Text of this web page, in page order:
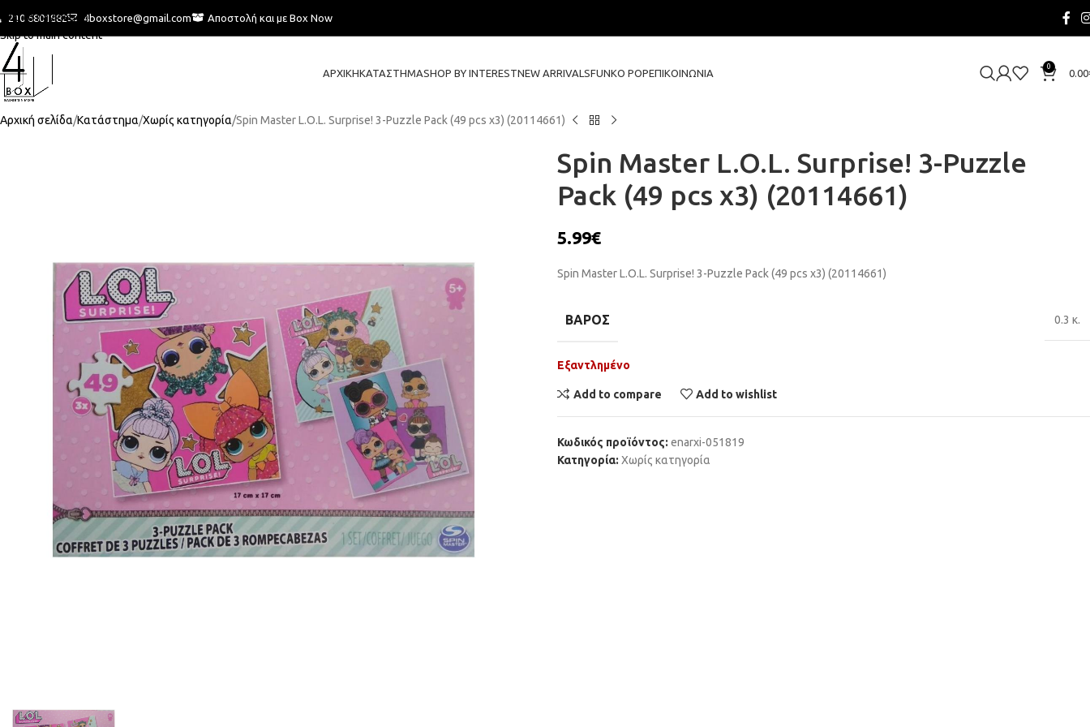
Skip to navigation
Skip to main content
210 6801882 4boxstore@gmail.com Αποστολή και με Box Now
ΑΡΧΙΚΉΚΑΤΆΣΤΗΜΑSHOP BY INTERESTNEW ARRIVALSFUNKO POPΕΠΙΚΟΙΝΩΝΊΑ
0
0.00
Αρχική σελίδα Κατάστημα Χωρίς κατηγορία Spin Master L.O.L. Surprise! 3-Puzzle Pack (49 pcs x3) (20114661)
Spin Master L.O.L. Surprise! 3-Puzzle
Pack (49 pcs x3) (20114661)
5.99€
Spin Master L.O.L. Surprise! 3-Puzzle Pack (49 pcs x3) (20114661)
ΒΆΡΟΣ 0.3 κ.
Εξαντλημένο
Add to compare Add to wishlist
Κωδικός προϊόντος: enarxi-051819
Κατηγορία: Χωρίς κατηγορία